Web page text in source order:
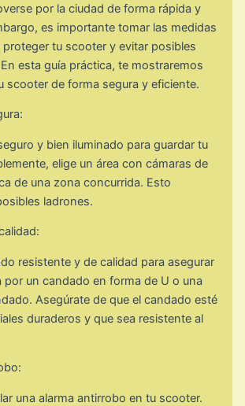
por la ciudad de forma rápida y
es importante tomar las medidas
proteger tu scooter y evitar posibles
esta guía práctica, te mostraremos
scooter de forma segura y eficiente.
y bien iluminado para guardar tu
elige un área con cámaras de
de una zona concurrida. Esto
ladrones.
resistente y de calidad para asegurar
por un candado en forma de U o una
Asegúrate de que el candado esté
duraderos y que sea resistente al
una alarma antirrobo en tu scooter.